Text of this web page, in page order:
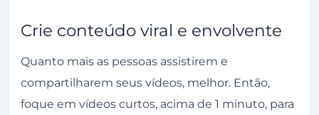
Crie conteúdo viral e envolvente
Quanto mais as pessoas assistirem e
compartilharem seus vídeos, melhor. Então,
foque em vídeos curtos, acima de 1 minuto, para